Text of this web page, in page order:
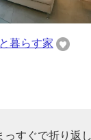
暮らす家
すぐで折り返